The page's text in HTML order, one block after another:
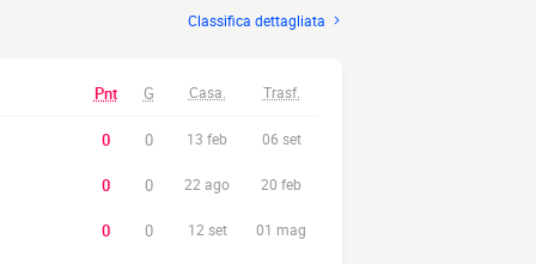
Classifica dettagliata
Pnt G Casa. Trasf.
0 0 13 feb 06 set
0 0 22 ago 20 feb
0 0 12 set 01 mag